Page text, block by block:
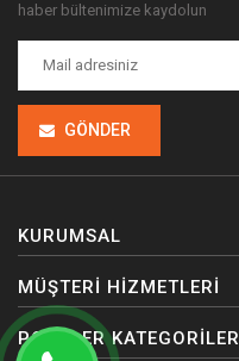
haber bültenimize kaydolun
GÖNDER
KURUMSAL
MÜŞTERI HIZMETLERI
POPÜLER KATEGORILER